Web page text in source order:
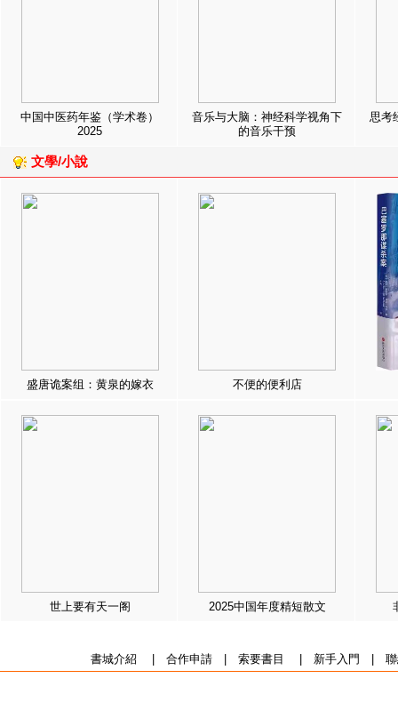
中国中医药年鉴（学术卷）
2025
音乐与大脑：神经科学视角下
的音乐干预
思考
文學/小說
盛唐诡案组：黄泉的嫁衣 不便的便利店
世上要有天一阁 2025中国年度精短散文
書城介紹 合作申請| 索要書目 新手入門